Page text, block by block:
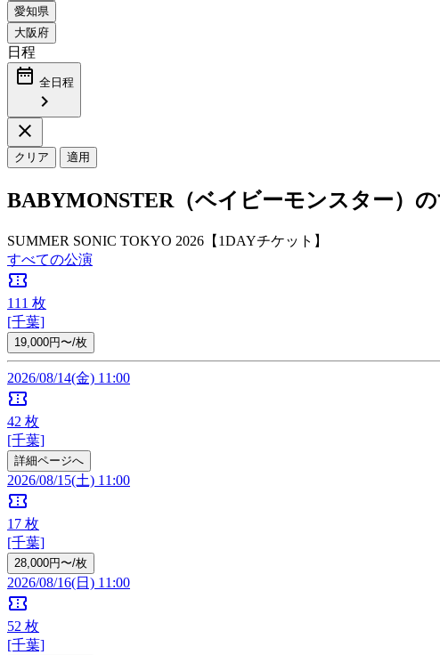
日程
date_range 全日程
chevron_right
close
クリア 適用
BABYMONSTER（ベイビーモンスター）
SUMMER SONIC TOKYO 2026【1DAYチケット】
すべての公演
confirmation_number
111 枚
[千葉]
19,000円〜/枚
2026/08/14(金) 11:00
confirmation_number
42 枚
[千葉]
詳細ページへ
2026/08/15(土) 11:00
confirmation_number
17 枚
[千葉]
28,000円〜/枚
2026/08/16(日) 11:00
confirmation_number
52 枚
[千葉]